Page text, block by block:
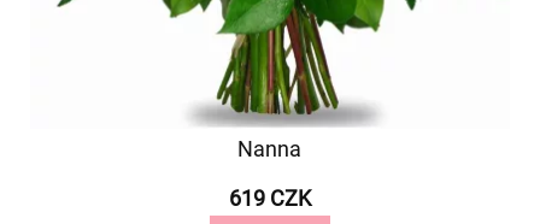
Nanna
619 CZK